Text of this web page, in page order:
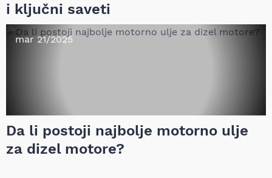
i ključni saveti
mar 21/2025
Da li postoji najbolje motorno ulje
za dizel motore?